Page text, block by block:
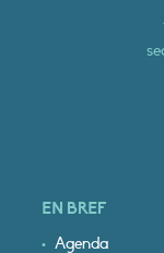
EN BREF
Agenda